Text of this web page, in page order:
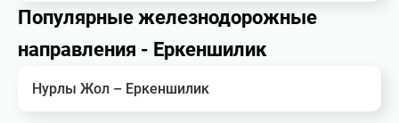
Популярные железнодорожные
направления - Еркеншилик
Нурлы Жол – Еркеншилик